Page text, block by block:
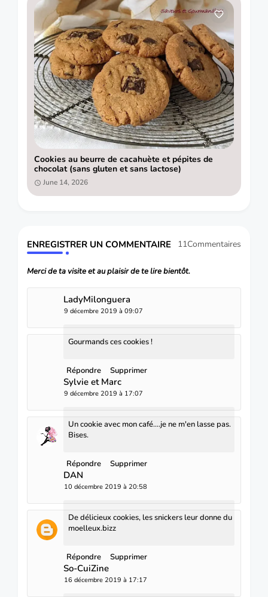
Cookies au beurre de cacahuète et pépites de
chocolat (sans gluten et sans lactose)
June 14, 2026
ENREGISTRER UN COMMENTAIRE 11Commentaires
Merci de ta visite et au plaisir de te lire bientôt.
LadyMilonguera
9 décembre 2019 à 09:07
Gourmands ces cookies !
Répondre Supprimer
Sylvie et Marc
9 décembre 2019 à 17:07
Un cookie avec mon café....je ne m'en lasse pas.
Bises.
Répondre Supprimer
DAN
10 décembre 2019 à 20:58
De délicieux cookies, les snickers leur donne du
moelleux.bizz
Répondre Supprimer
So-CuiZine
16 décembre 2019 à 17:17